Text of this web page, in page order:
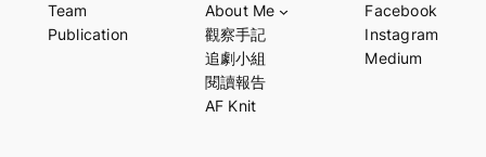
r
Team
Publication
About Me
觀察手記
追劇小組
閱讀報告
AF Knit
Facebook
Instagram
Medium